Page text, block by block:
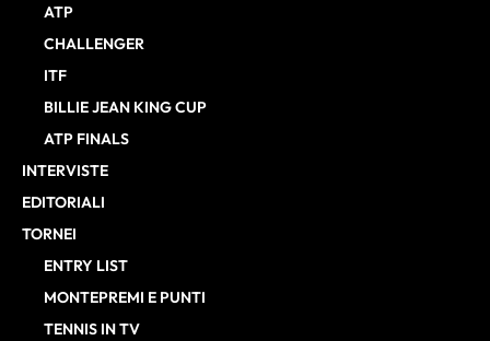
ATP
CHALLENGER
ITF
BILLIE JEAN KING CUP
ATP FINALS
INTERVISTE
EDITORIALI
TORNEI
ENTRY LIST
MONTEPREMI E PUNTI
TENNIS IN TV